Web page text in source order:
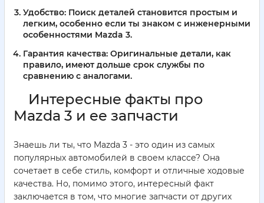
Удобство: Поиск деталей становится простым и
легким, особенно если ты знаком с инженерными
особенностями Mazda 3.
Гарантия качества: Оригинальные детали, как
правило, имеют дольше срок службы по
сравнению с аналогами.
Интересные факты про
Mazda 3 и ее запчасти
Знаешь ли ты, что Mazda 3 - это один из самых
популярных автомобилей в своем классе? Она
сочетает в себе стиль, комфорт и отличные ходовые
качества. Но, помимо этого, интересный факт
заключается в том, что многие запчасти от других